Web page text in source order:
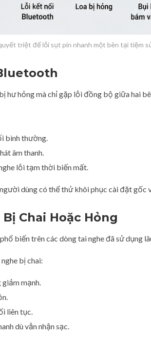
triệt để lỗi sụt pin nhanh một bên tại tiệm
hư hỏng mà chỉ gặp lỗi đồng bộ giữa hai
bình thường.
âm thanh.
lỗi tạm thời biến mất.
dùng có thể thử khôi phục cài đặt gốc
Chai Hoặc Hỏng
biến trên các dòng tai nghe đã sử dụng
bị chai:
mạnh.
liên tục.
dù vẫn nhận sạc.